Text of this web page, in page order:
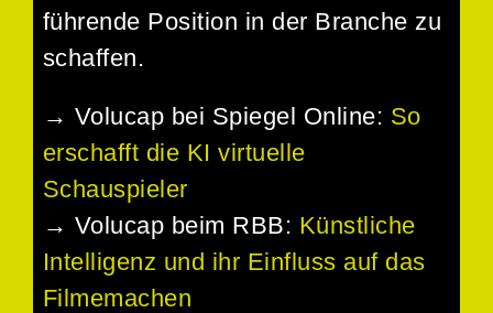
führende Position in der Branche zu
schaffen.
→ Volucap bei Spiegel Online: So
erschafft die KI virtuelle
Schauspieler
→ Volucap beim RBB: Künstliche
Intelligenz und ihr Einfluss auf das
Filmemachen